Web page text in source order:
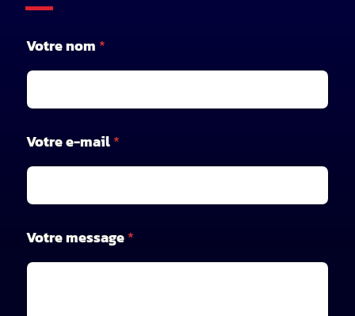
Votre nom *
Votre e-mail*
n
o
Votre message*